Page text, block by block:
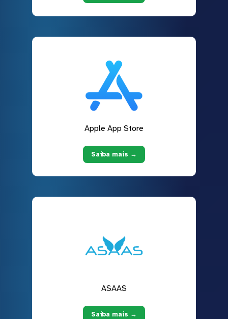
Apple App Store
Saiba mais →
ASAAS
Saiba mais →